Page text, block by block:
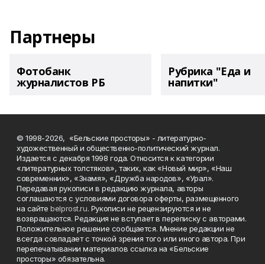
Партнеры
Фотобанк
журналистов РБ
Рубрика "Еда и
напитки"
© 1998-2026, «Бельские просторы» - литературно-
художественный и общественно-политический журнал.
Издается с декабря 1998 года. Относится к категории
«литературных толстяков», таких, как «Новый мир», «Наш
современник», «Знамя», «Дружба народов», «Урал».
Передавая рукописи в редакцию журнала, авторы
соглашаются с условиями договора оферты, размещенного
на сайтеbelprost.ru. Рукописи не рецензируются и не
возвращаются. Редакция не вступает в переписку с авторами.
Положительное решение сообщается. Мнение редакции не
всегда совпадает с точкой зрения того или иного автора. При
перепечатывании материалов ссылка на «Бельские
просторы» обязательна.